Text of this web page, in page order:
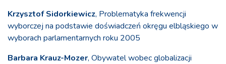
Krzysztof Sidorkiewicz, Problematyka frekwencji
wyborczej na podstawie doświadczeń okręgu elbląskiego w
wyborach parlamentarnych roku 2005
Barbara Krauz-Mozer, Obywatel wobec globalizacji